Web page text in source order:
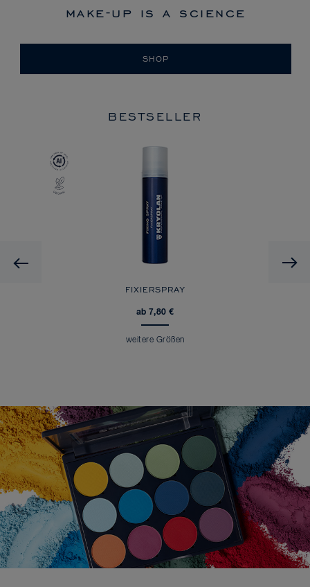
make-up is a science
SHOP
BESTSELLER
Previous
FIXIERSPRAY
ab 7,80 €
weitere Größen